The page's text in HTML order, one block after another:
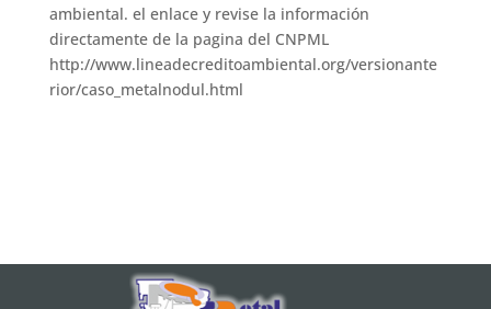
ambiental. el enlace y revise la información
directamente de la pagina del CNPML
http://www.lineadecreditoambiental.org/versionante
rior/caso_metalnodul.html